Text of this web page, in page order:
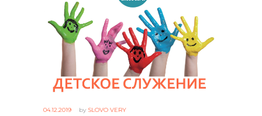
04.12.2019 by SLOVO VERY